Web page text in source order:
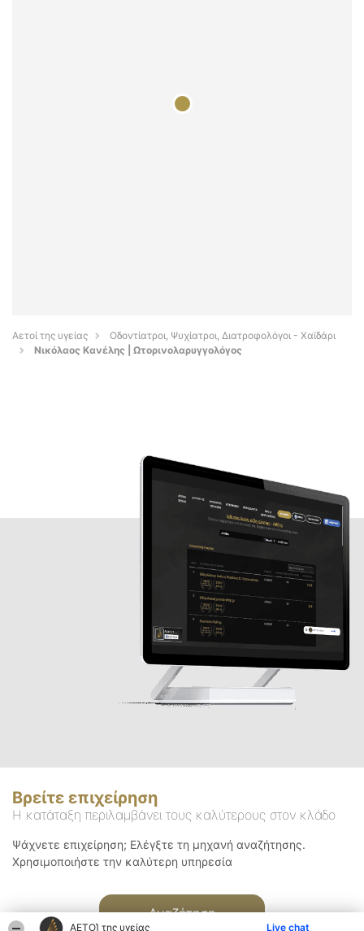
ΑΕΤΟΊ της υγείας Live chat
Αετοί της υγείας
Οδοντίατροι, Ψυχίατροι, Διατροφολόγοι - Χαϊδάρι
Νικόλαος Κανέλης | Ωτορινολαρυγγολόγος
Βρείτε επιχείρηση
Η κατάταξη περιλαμβάνει τους καλύτερους στον κλάδο
Ψάχνετε επιχείρηση; Ελέγξτε τη μηχανή αναζήτησης.
Χρησιμοποιήστε την καλύτερη υπηρεσία
Αναζήτηση